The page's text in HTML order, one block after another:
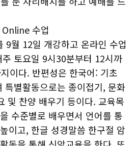
수업
9월 12일 개강하고 온라인 수업
토요일 9시30분부터 12시까
이다. 반편성은 한국어: 기초
특별활동으로는 종이접기, 문화
및 찬양 배우기 등이다. 교육목
수준별로 배우면서 언어를 통
이고, 한글 성경말씀 한구절 암